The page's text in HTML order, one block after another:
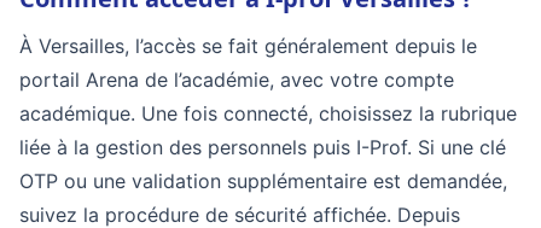
À Versailles, l’accès se fait généralement depuis le
portail Arena de l’académie, avec votre compte
académique. Une fois connecté, choisissez la rubrique
liée à la gestion des personnels puis I-Prof. Si une clé
OTP ou une validation supplémentaire est demandée,
suivez la procédure de sécurité affichée. Depuis